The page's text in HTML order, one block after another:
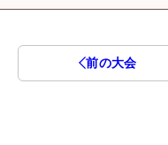
前の大会